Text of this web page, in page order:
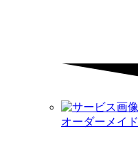
オーダーメイド